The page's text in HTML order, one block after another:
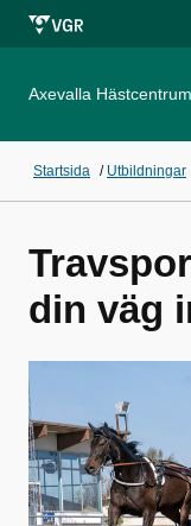
Axevalla Hästcentrum
Startsida / Utbildningar
din väg